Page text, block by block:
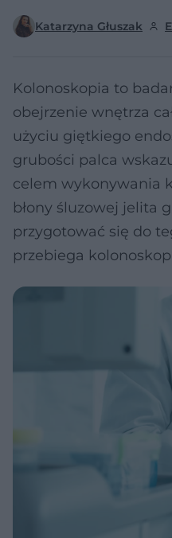
Katarzyna Głuszak
Kolonoskopia to
obejrzenie wnętrza
użyciu giętkiego
grubości palca
celem wykonywania
błony śluzowej jelita
przygotować się do
przebiega